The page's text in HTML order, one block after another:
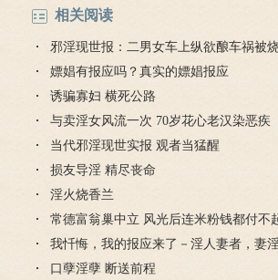
相关阅读
邪淫现世报：二男女车上纵欲酿车祸被
嫖娼有报应吗？真实的嫖娼报应
诱骗寡妇 横死公路
与卖淫女风流一次 70岁花心老汉染恶疾
当代邪淫现世实报 观者当猛醒
损友导淫 精尽丧命
淫火烧香兰
常德富翁巢中立 风光后连米粉钱都付不
我忏悔，我的报应来了－淫人妻者，妻
口孽淫孽 断送前程